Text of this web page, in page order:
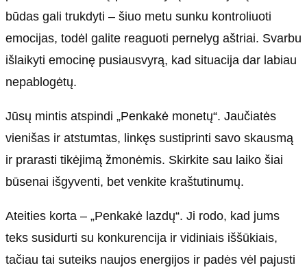
būdas gali trukdyti – šiuo metu sunku kontroliuoti
emocijas, todėl galite reaguoti pernelyg aštriai. Svarbu
išlaikyti emocinę pusiausvyrą, kad situacija dar labiau
nepablogėtų.
Jūsų mintis atspindi „Penkakė monetų“. Jaučiatės
vienišas ir atstumtas, linkęs sustiprinti savo skausmą
ir prarasti tikėjimą žmonėmis. Skirkite sau laiko šiai
būsenai išgyventi, bet venkite kraštutinumų.
Ateities korta – „Penkakė lazdų“. Ji rodo, kad jums
teks susidurti su konkurencija ir vidiniais iššūkiais,
tačiau tai suteiks naujos energijos ir padės vėl pajusti